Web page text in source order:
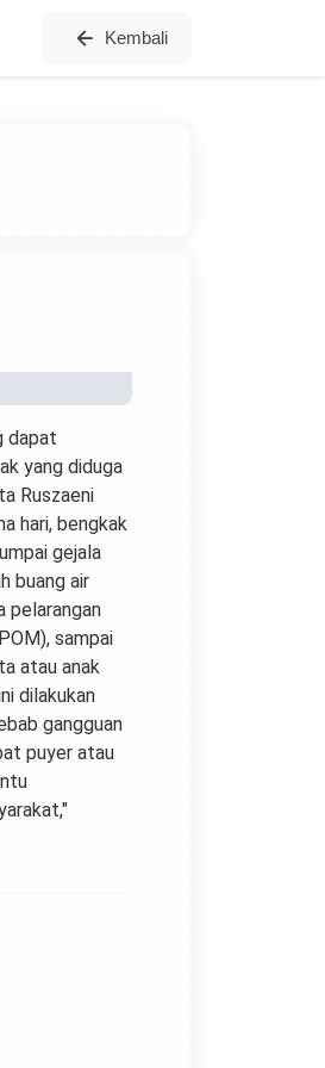
Kembali
dapat
yang diduga
Ruszaeni
hari, bengkak
gejala
buang air
pelarangan
sampai
atau anak
dilakukan
gangguan
puyer atau